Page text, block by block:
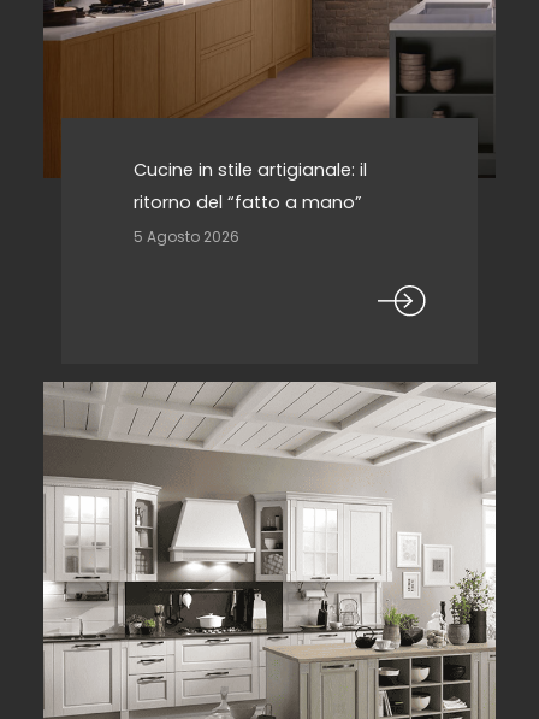
Cucine in stile artigianale: il
ritorno del “fatto a mano”
5 Agosto 2026